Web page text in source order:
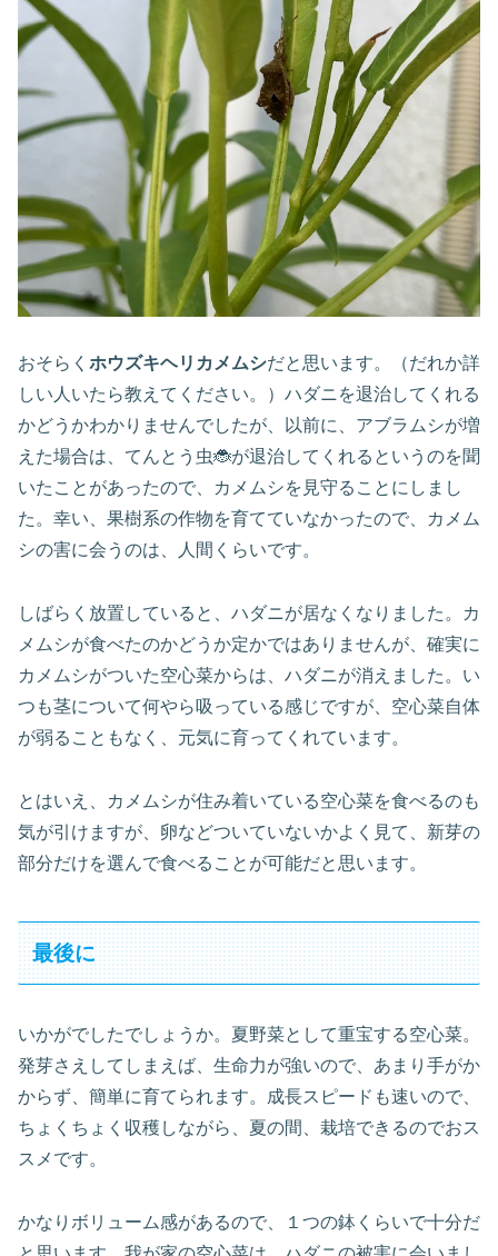
おそらく ホウズキヘリカメムシだと思います。（だれか詳
しい人いたら教えてください。）ハダニを退治してくれる
かどうかわかりませんでしたが、以前に、アブラムシが増
えた場合は、てんとう虫🐞が退治してくれるというのを聞
いたことがあったので、カメムシを見守ることにしまし
た。幸い、果樹系の作物を育てていなかったので、カメム
シの害に会うのは、人間くらいです。
しばらく放置していると、ハダニが居なくなりました。カ
メムシが食べたのかどうか定かではありませんが、確実に
カメムシがついた空心菜からは、ハダニが消えました。い
つも茎について何やら吸っている感じですが、空心菜自体
が弱ることもなく、元気に育ってくれています。
とはいえ、カメムシが住み着いている空心菜を食べるのも
気が引けますが、卵などついていないかよく見て、新芽の
部分だけを選んで食べることが可能だと思います。
最後に
いかがでしたでしょうか。夏野菜として重宝する空心菜。
発芽さえしてしまえば、生命力が強いので、あまり手がか
からず、簡単に育てられます。成長スピードも速いので、
ちょくちょく収穫しながら、夏の間、栽培できるのでおス
スメです。
かなりボリューム感があるので、１つの鉢くらいで十分だ